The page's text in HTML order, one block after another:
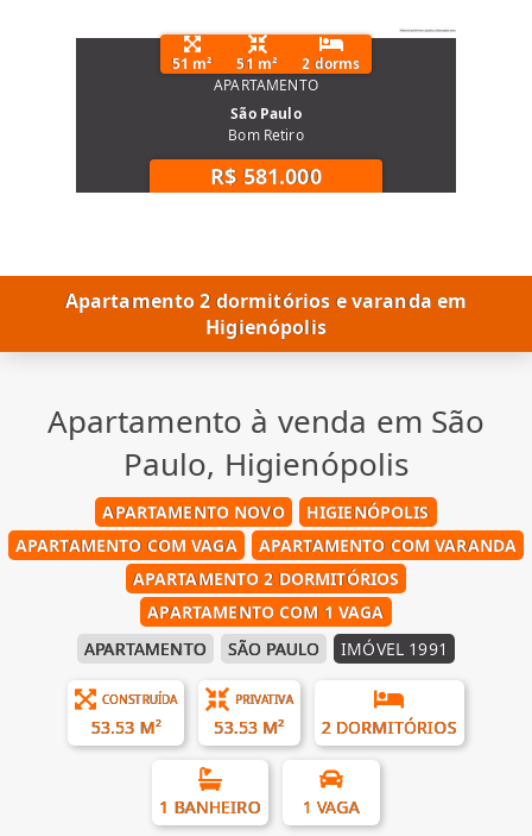
51 m² 51 m²
2 dorms
APARTAMENTO
São Paulo
Bom Retiro
R$ 581.000
Apartamento 2 dormitórios e varanda em
Higienópolis
Apartamento à venda em São
Paulo, Higienópolis
APARTAMENTO NOVO
HIGIENÓPOLIS
APARTAMENTO COM VAGA
APARTAMENTO COM VARANDA
APARTAMENTO 2 DORMITÓRIOS
APARTAMENTO COM 1 VAGA
APARTAMENTO
SÃO PAULO IMÓVEL 1991
CONSTRUÍDA
53.53 M²
PRIVATIVA
53.53 M² 2 DORMITÓRIOS
1 BANHEIRO 1 VAGA